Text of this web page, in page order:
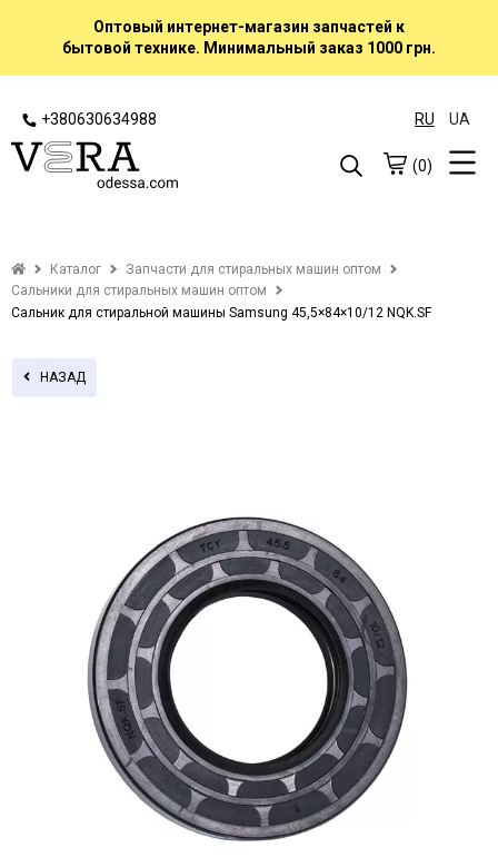
Оптовый интернет-магазин запчастей к
бытовой технике. Минимальный заказ 1000 грн.
+380630634988 RU UA
(0)
Каталог
Запчасти для стиральных машин оптом
Сальники для стиральных машин оптом
Сальник для стиральной машины Samsung 45,5×84×10/12 NQK.SF
НАЗАД